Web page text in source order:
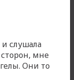
и слушала
мне
Они то